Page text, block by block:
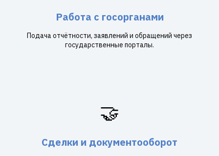
Работа с госорганами
Подача отчётности, заявлений и обращений через
государственные порталы.
🤝
Сделки и документооборот